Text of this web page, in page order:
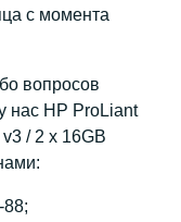
с момента
вопросов
нас HP ProLiant
/ 2 x 16GB
88;